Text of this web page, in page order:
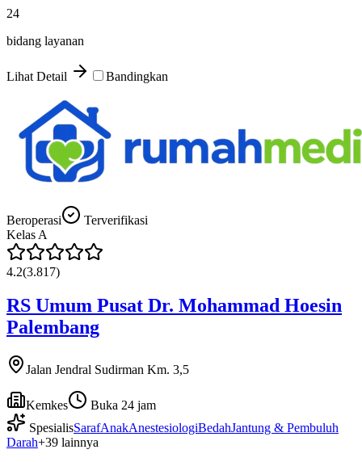
24
bidang layanan
Lihat Detail Bandingkan
Beroperasi
Terverifikasi
Kelas A
4.2(3.817)
RS Umum Pusat Dr. Mohammad Hoesin
Palembang
Jalan Jendral Sudirman Km. 3,5
Kemkes
Buka 24 jam
SpesialisSarafAnakAnestesiologiBedahJantung & Pembuluh
Darah+39 lainnya